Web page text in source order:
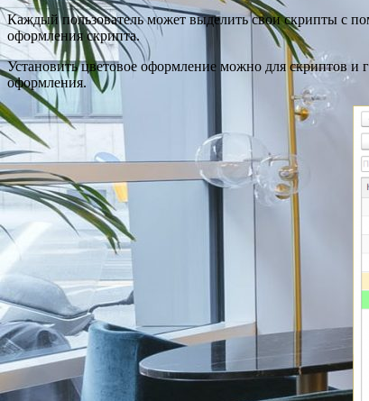
Каждый пользователь может выделить свои скрипты с
оформления скрипта.
Установить цветовое оформление можно для скриптов и
оформления.